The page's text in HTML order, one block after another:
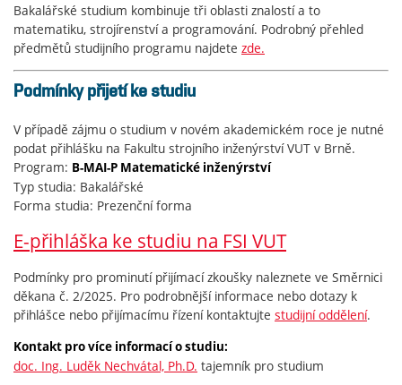
Bakalářské studium kombinuje tři oblasti znalostí a to
matematiku, strojírenství a programování. Podrobný přehled
předmětů studijního programu najdete zde.
Podmínky přijetí ke studiu
V případě zájmu o studium v novém akademickém roce je nutné
podat přihlášku na Fakultu strojního inženýrství VUT v Brně.
Program: B-MAI-P Matematické inženýrství
Typ studia: Bakalářské
Forma studia: Prezenční forma
E-přihláška ke studiu na FSI VUT
Podmínky pro prominutí přijímací zkoušky naleznete ve Směrnici
děkana č. 2/2025. Pro podrobnější informace nebo dotazy k
přihlášce nebo přijímacímu řízení kontaktujte studijní oddělení.
Kontakt pro více informací o studiu:
doc. Ing. Luděk Nechvátal, Ph.D. tajemník pro studium